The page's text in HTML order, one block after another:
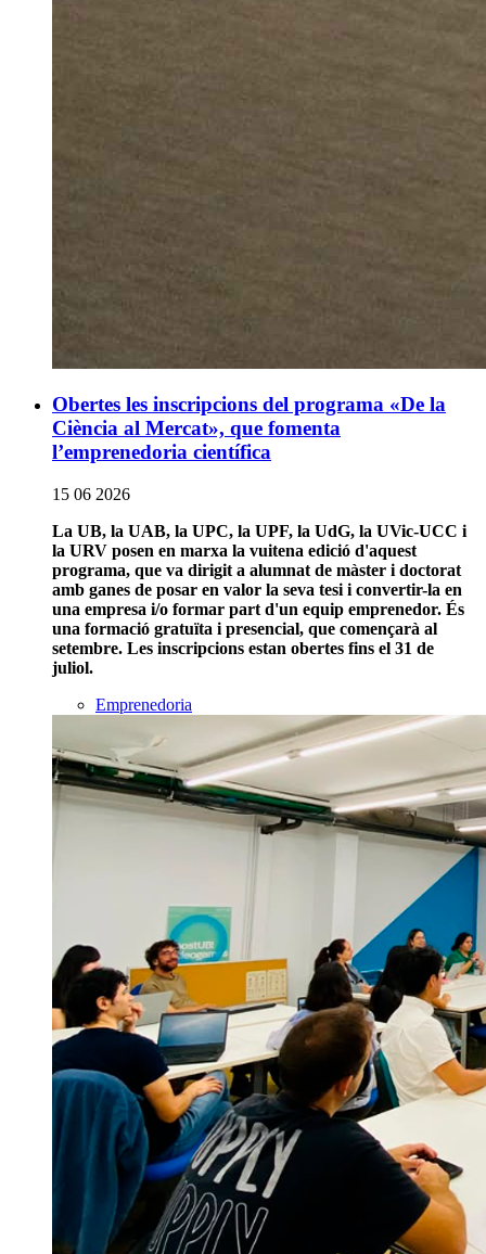
Obertes les inscripcions del programa «De la
Ciència al Mercat», que fomenta
l’emprenedoria científica
15 06 2026
La UB, la UAB, la UPC, la UPF, la UdG, la UVic-UCC i
la URV posen en marxa la vuitena edició d'aquest
programa, que va dirigit a alumnat de màster i doctorat
amb ganes de posar en valor la seva tesi i convertir-la en
una empresa i/o formar part d'un equip emprenedor. És
una formació gratuïta i presencial, que començarà al
setembre. Les inscripcions estan obertes fins el 31 de
juliol.
Emprenedoria